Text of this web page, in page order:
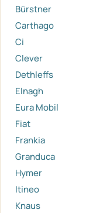
Bürstner
Carthago
Ci
Clever
Dethleffs
Elnagh
Eura Mobil
Fiat
Frankia
Granduca
Hymer
Itineo
Knaus